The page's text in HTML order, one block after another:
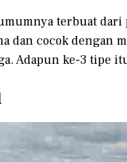
terbuat
dan cocok dengan
Adapun ke-3 tipe